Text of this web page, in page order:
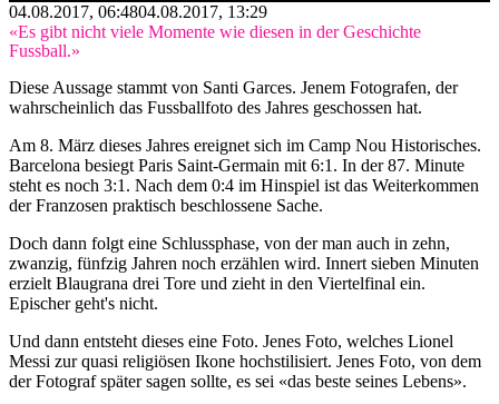
04.08.2017, 06:4804.08.2017, 13:29
«Es gibt nicht viele Momente wie diesen in der Geschichte
Fussball.»
Diese Aussage stammt von Santi Garces. Jenem Fotografen, der
wahrscheinlich das Fussballfoto des Jahres geschossen hat.
Am 8. März dieses Jahres ereignet sich im Camp Nou Historisches.
Barcelona besiegt Paris Saint-Germain mit 6:1. In der 87. Minute
steht es noch 3:1. Nach dem 0:4 im Hinspiel ist das Weiterkommen
der Franzosen praktisch beschlossene Sache.
Doch dann folgt eine Schlussphase, von der man auch in zehn,
zwanzig, fünfzig Jahren noch erzählen wird. Innert sieben Minuten
erzielt Blaugrana drei Tore und zieht in den Viertelfinal ein.
Epischer geht's nicht.
Und dann entsteht dieses eine Foto. Jenes Foto, welches Lionel
Messi zur quasi religiösen Ikone hochstilisiert. Jenes Foto, von dem
der Fotograf später sagen sollte, es sei «das beste seines Lebens».